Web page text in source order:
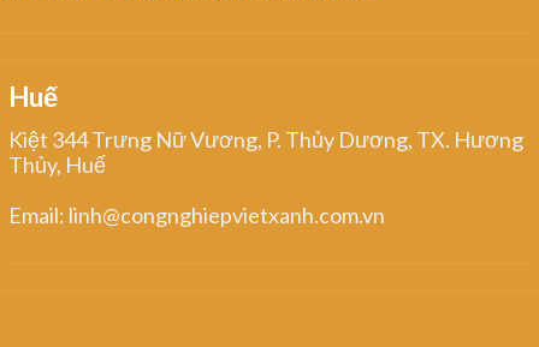
Huế
Kiệt 344 Trưng Nữ Vương, P. Thủy Dương, TX. Hương
Thủy, Huế
Email: linh@congnghiepvietxanh.com.vn